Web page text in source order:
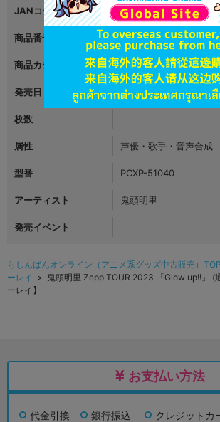
JANコード 4524135166067
商品番号 L06684637
商品カテゴリ 映像・音楽
発売日 2024年02月14日
枚数
属性 声優・歌手・音声合成
型番 PCXP-51040
アーティスト 鬼頭明里
発売イベント
らしんばんオンライン（アニメ系グッズ中古販売）TOP
ーレイ > 鬼頭明里 Zepp TOUR 2023 「Glow up!!」 (
ーレイ】
お支払い方法
代金引換 銀行振込 クレジットカ